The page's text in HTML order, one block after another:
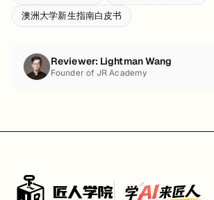
澳洲大学新生指南白皮书
Reviewer: Lightman Wang
Founder of JR Academy